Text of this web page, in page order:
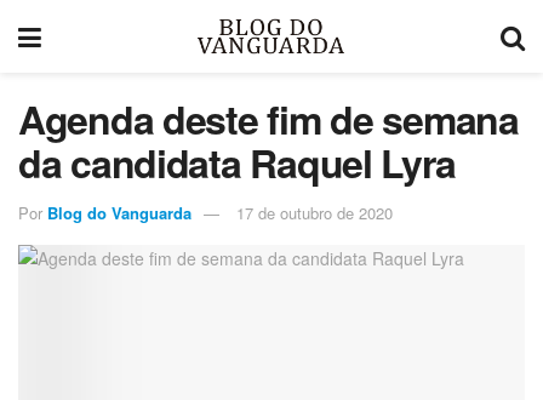
Agenda deste fim de semana
da candidata Raquel Lyra
Por Blog do Vanguarda 17 de outubro de 2020